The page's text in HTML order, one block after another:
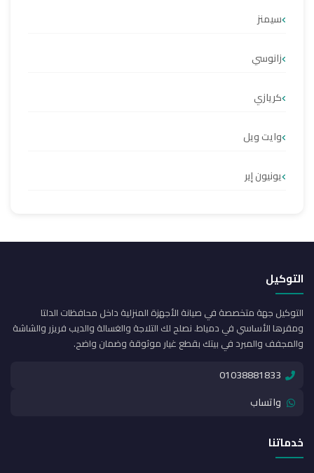
سيمنز
زانوسي
كريازي
وايت ويل
يونيون إير
التوكيل
التوكيل جهة متخصصة في صيانة الأجهزة المنزلية داخل محافظات الدلتا
ومقرها الأساسي في دمياط. نصلح لك التلاجة والغسالة والديب فريزر والشاشة
والمجفف والمبرد في بيتك بقطع غيار موثوقة وضمان واضح.
01038881833
واتساب
خدماتنا